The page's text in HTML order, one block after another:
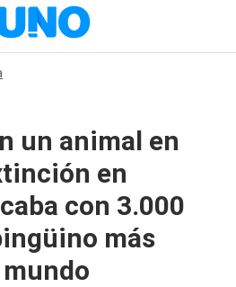
un animal en
en
con 3.000
más